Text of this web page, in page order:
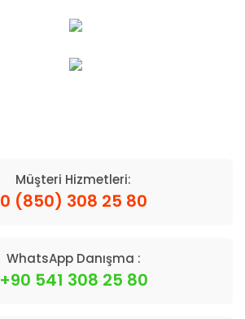
Müşteri Hizmetleri:
0 (850) 308 25 80
WhatsApp Danışma :
+90 541 308 25 80